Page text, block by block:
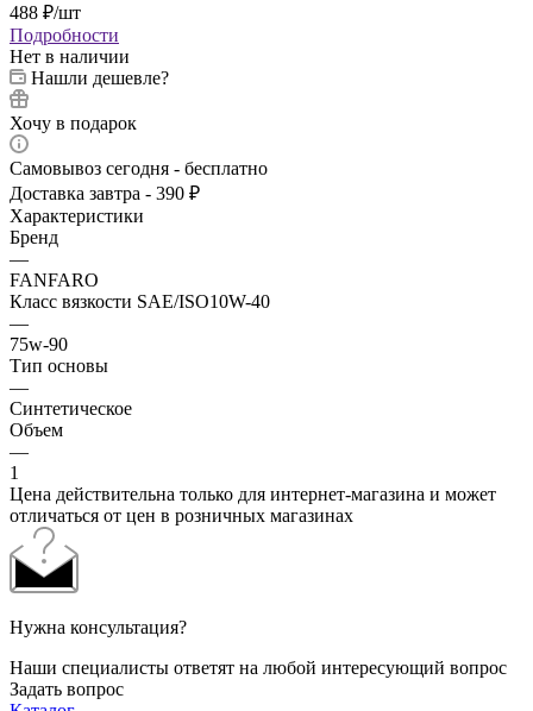
488 ₽/шт
Подробности
Нет в наличии
Нашли дешевле?
Хочу в подарок
Самовывоз сегодня - бесплатно
Доставка завтра - 390 ₽
Характеристики
Бренд
—
FANFARO
Класс вязкости SAE/ISO10W-40
—
75w-90
Тип основы
—
Синтетическое
Объем
—
1
Цена действительна только для интернет-магазина и может
отличаться от цен в розничных магазинах
Нужна консультация?
Наши специалисты ответят на любой интересующий вопрос
Задать вопрос